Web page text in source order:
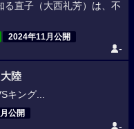
る直子（大西礼芳）は、不
2024年11月公開
-
陸
キング...
公開
-